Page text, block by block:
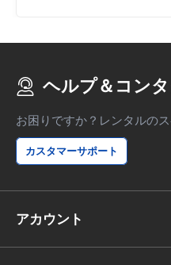
ヘルプ＆コンタ
お困りですか？レンタルの
カスタマーサポート
アカウント